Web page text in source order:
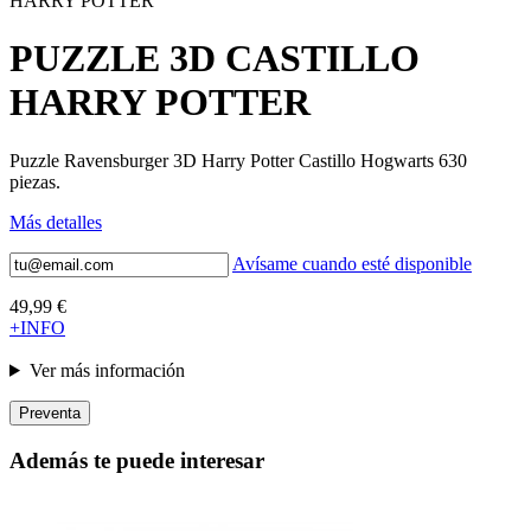
PUZZLE 3D CASTILLO
HARRY POTTER
Puzzle Ravensburger 3D Harry Potter Castillo Hogwarts 630
piezas.
Más detalles
Avísame cuando esté disponible
49,99 €
+INFO
Ver más información
Preventa
Además te puede interesar